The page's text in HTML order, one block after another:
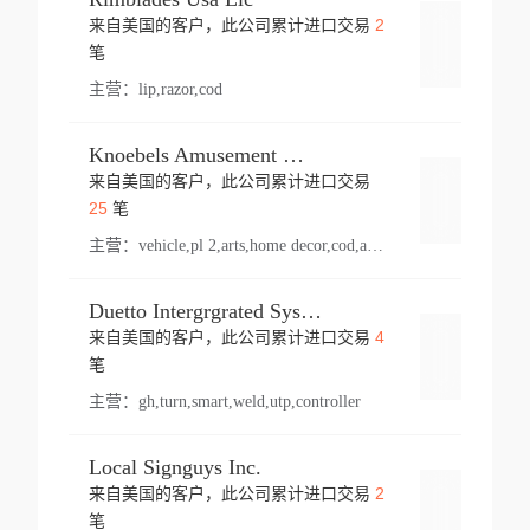
来自美国的客户，此公司累计进口交易 2
笔
主营： lip,razor,cod
Knoebels Amusement Resort
来自美国的客户，此公司累计进口交易
25笔
主营： vehicle,pl 2,arts,home decor,cod,amusement ride,sea
Duetto Intergrgrated Systems Inc.
来自美国的客户，此公司累计进口交易 4
笔
主营： gh,turn,smart,weld,utp,controller
Local Signguys Inc.
来自美国的客户，此公司累计进口交易 2
笔